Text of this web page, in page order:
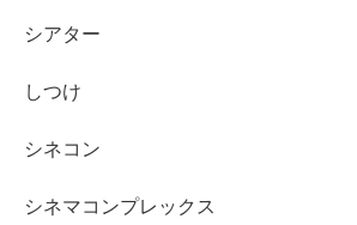
シアター
しつけ
シネコン
シネマコンプレックス